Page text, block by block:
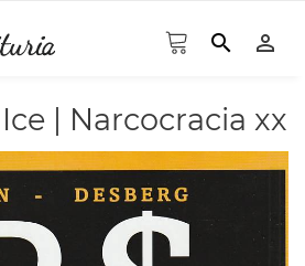
search person_outline
| Narcocracia xx